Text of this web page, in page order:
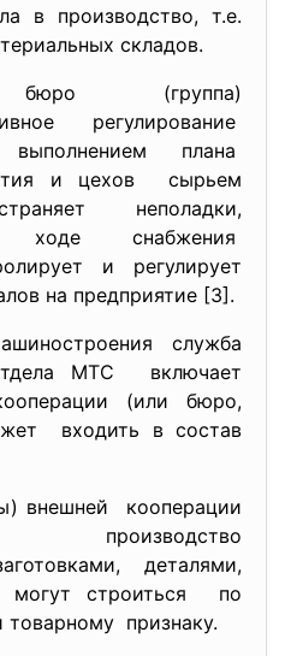
в производство, т.е.
складов.
бюро (группа)
регулирование
плана
и цехов сырьем
неполадки,
снабжения
и регулирует
на предприятие [3].
служба
МТС включает
(или бюро,
входить в состав
внешней кооперации
производство
деталями,
могут строиться по
признаку.